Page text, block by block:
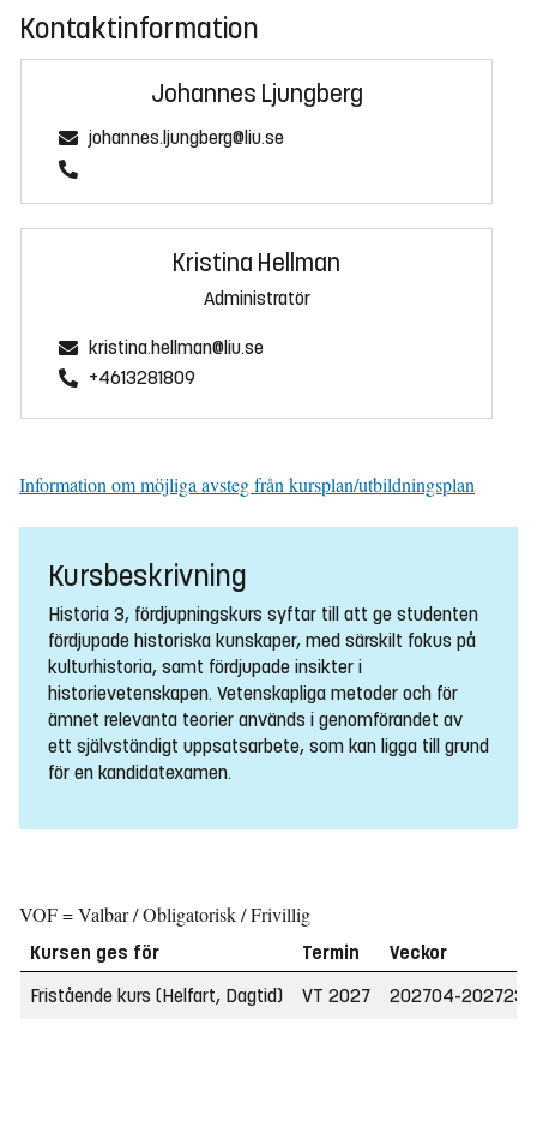
Kontaktinformation
Johannes Ljungberg
johannes.ljungberg@liu.se
Kristina Hellman
Administratör
kristina.hellman@liu.se
+4613281809
Information om möjliga avsteg från kursplan/utbildningsplan
Kursbeskrivning
Historia 3, fördjupningskurs syftar till att ge studenten
fördjupade historiska kunskaper, med särskilt fokus på
kulturhistoria, samt fördjupade insikter i
historievetenskapen. Vetenskapliga metoder och för
ämnet relevanta teorier används i genomförandet av
ett självständigt uppsatsarbete, som kan ligga till grund
för en kandidatexamen.
VOF = Valbar / Obligatorisk / Frivillig
Kursen ges för Termin
Veckor
Fristående kurs (Helfart, Dagtid)
VT 2027 202704-202723